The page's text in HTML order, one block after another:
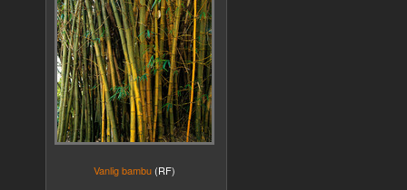
Vanlig bambu (RF)